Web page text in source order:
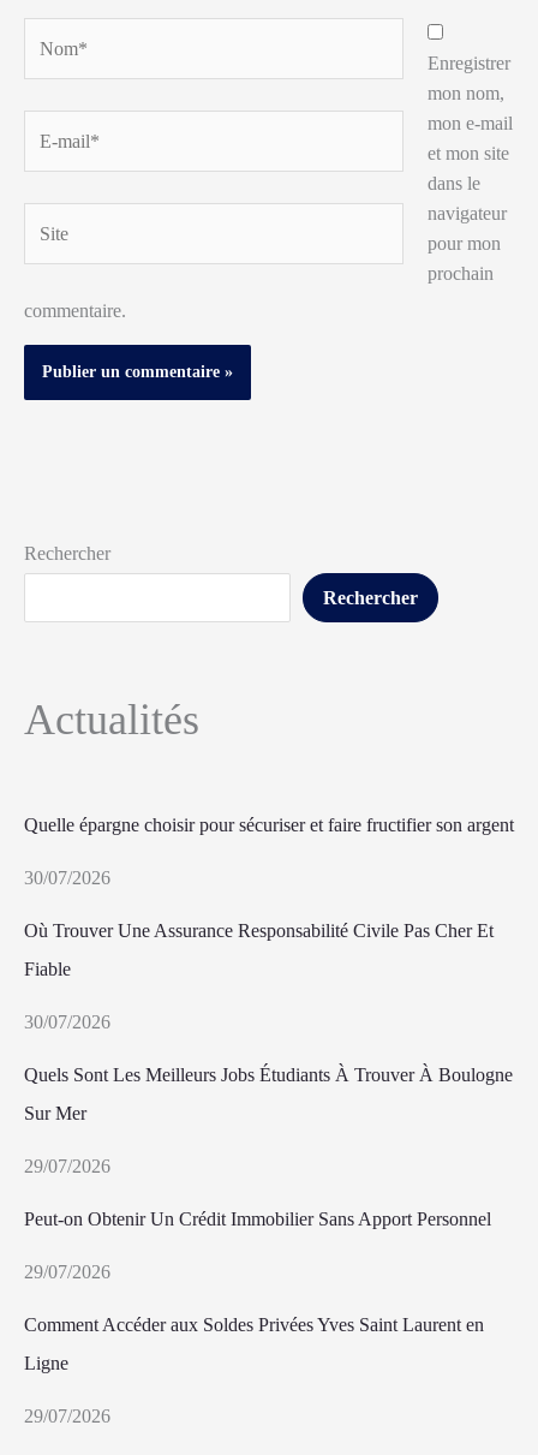
mail*
Enregistrer
mon nom,
mon e-mail
et mon site
dans le
navigateur
pour mon
prochain
commentaire.
Rechercher
Rechercher
Actualités
Quelle épargne choisir pour sécuriser et faire fructifier son argent
30/07/2026
Où Trouver Une Assurance Responsabilité Civile Pas Cher Et
Fiable
30/07/2026
Quels Sont Les Meilleurs Jobs Étudiants À Trouver À Boulogne
Sur Mer
29/07/2026
Peut-on Obtenir Un Crédit Immobilier Sans Apport Personnel
29/07/2026
Comment Accéder aux Soldes Privées Yves Saint Laurent en
Ligne
29/07/2026